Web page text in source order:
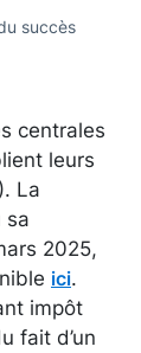
succès
centrales
leurs
La
sa
2025,
ici.
impôt
fait d’un